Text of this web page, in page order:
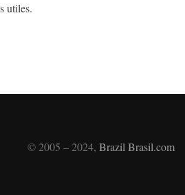
utiles.
© 2005 – 2024, Brazil Brasil.com